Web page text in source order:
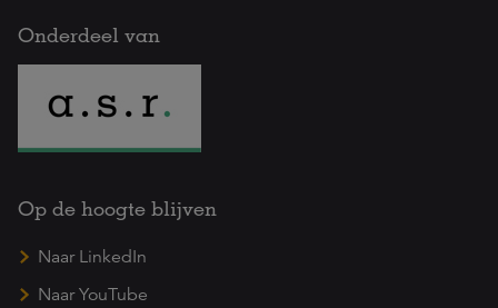
Onderdeel van
Op de hoogte blijven
Naar LinkedIn
Naar YouTube